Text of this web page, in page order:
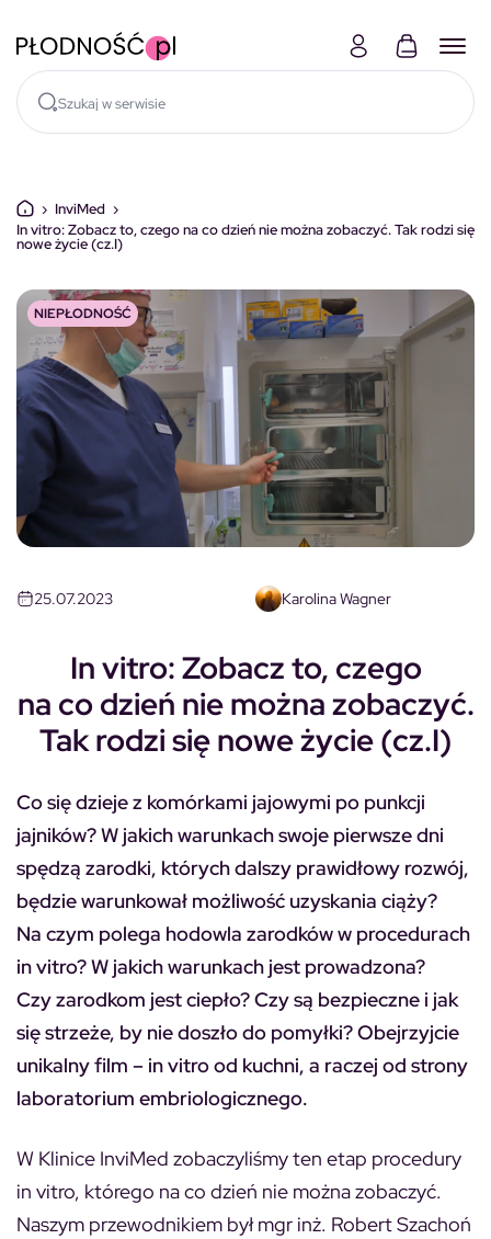
› InviMed ›
In vitro: Zobacz to, czego na co dzień nie można zobaczyć. Tak rodzi się
nowe życie (cz.I)
NIEPŁODNOŚĆ
25.07.2023 Karolina Wagner
In vitro: Zobacz to, czego
na co dzień nie można zobaczyć.
Tak rodzi się nowe życie (cz.I)
Co się dzieje z komórkami jajowymi po punkcji
jajników? W jakich warunkach swoje pierwsze dni
spędzą zarodki, których dalszy prawidłowy rozwój,
będzie warunkował możliwość uzyskania ciąży?
Na czym polega hodowla zarodków w procedurach
in vitro? W jakich warunkach jest prowadzona?
Czy zarodkom jest ciepło? Czy są bezpieczne i jak
się strzeże, by nie doszło do pomyłki? Obejrzyjcie
unikalny film – in vitro od kuchni, a raczej od strony
laboratorium embriologicznego.
W Klinice InviMed zobaczyliśmy ten etap procedury
in vitro, którego na co dzień nie można zobaczyć.
Naszym przewodnikiem był mgr inż. Robert Szachoń